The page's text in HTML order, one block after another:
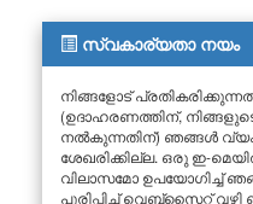
സ്വകാര്യതാ നയം
നിങ്ങളോട്
(ഉദാഹരണത്തിന്,
നൽകുന്നതിന്) ഞങ്ങൾ
ശേഖരിക്കില്ല. ഒരു ഇ-
വിലാസമോ ഉപയോഗിച്ച്
പൂരിപ്പിച്ച് വെബ്‌സൈറ്റ്